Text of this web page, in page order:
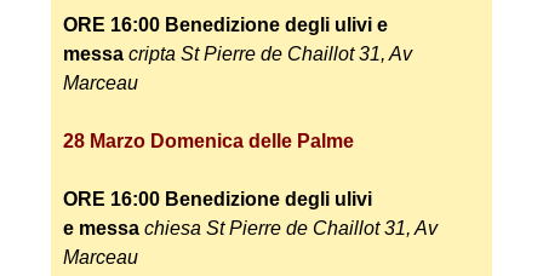
ORE 16:00 Benedizione degli ulivi e
messa cripta St Pierre de Chaillot 31, Av
Marceau
28 Marzo Domenica delle Palme
ORE 16:00 Benedizione degli ulivi
e messa chiesa St Pierre de Chaillot 31, Av
Marceau